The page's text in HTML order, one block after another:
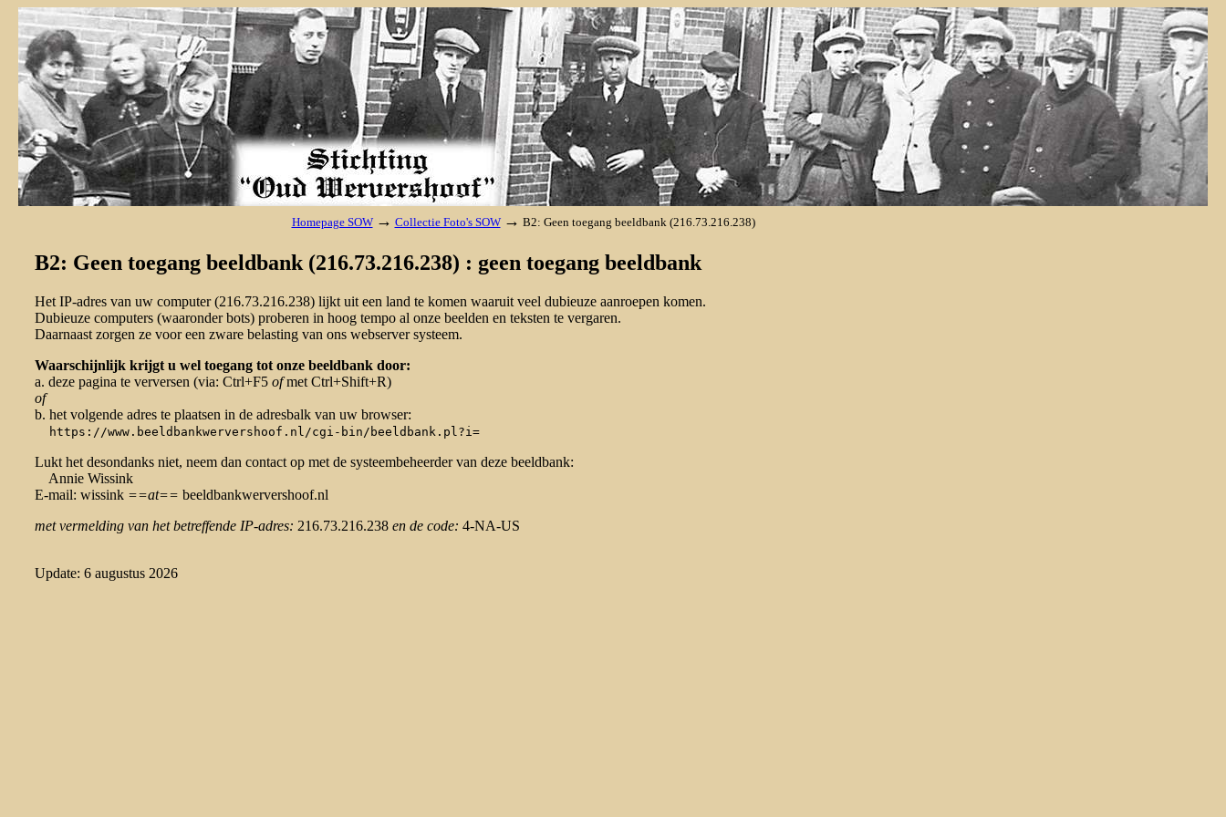
Homepage SOW → Collectie Foto's SOW → B2: Geen toegang beeldbank (216.73.216.238)
B2: Geen toegang beeldbank (216.73.216.238) : geen toegang beeldbank
Het IP-adres van uw computer (216.73.216.238) lijkt uit een land te komen waaruit veel dubieuze aanroepen komen.
Dubieuze computers (waaronder bots) proberen in hoog tempo al onze beelden en teksten te vergaren.
Daarnaast zorgen ze voor een zware belasting van ons webserver systeem.
Waarschijnlijk krijgt u wel toegang tot onze beeldbank door:
a. deze pagina te verversen (via: Ctrl+F5 ofmet Ctrl+Shift+R)
of
b. het volgende adres te plaatsen in de adresbalk van uw browser:
https://www.beeldbankwervershoof.nl/cgi-bin/beeldbank.pl?i=
Lukt het desondanks niet, neem dan contact op met de systeembeheerder van deze beeldbank:
Annie Wissink
E-mail: wissink ==at== beeldbankwervershoof.nl
met vermelding van het betreffende IP-adres: 216.73.216.238 en de code: 4-NA-US
Update: 6 augustus 2026